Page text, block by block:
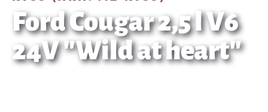
Ford Cougar 2,5 l V6
24V "Wild at heart"